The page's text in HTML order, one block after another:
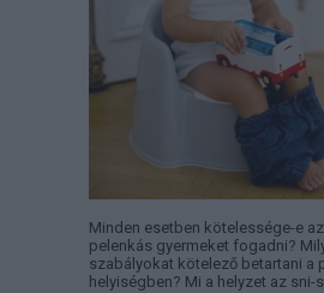
Minden esetben kötelessége-e
pelenkás gyermeket fogadni?
szabályokat kötelező betartani a
helyiségben? Mi a helyzet az sni-